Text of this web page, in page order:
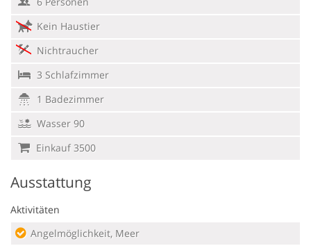
Kein Haustier
Nichtraucher
3 Schlafzimmer
1 Badezimmer
Wasser 90
Einkauf 3500
Ausstattung
Aktivitäten
Angelmöglichkeit, Meer